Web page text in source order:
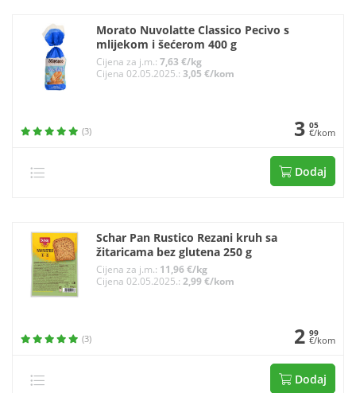
Morato Nuvolatte Classico Pecivo s
mlijekom i šećerom 400 g
Cijena za j.m.:7,63 €/kg
Cijena 02.05.2025.:3,05 €/kom
(3) 3 05
€/kom
Dodaj
Schar Pan Rustico Rezani kruh sa
žitaricama bez glutena 250 g
Cijena za j.m.: 11,96 €/kg
Cijena 02.05.2025.: 2,99 €/kom
(3) 2 99
€/kom
Dodaj